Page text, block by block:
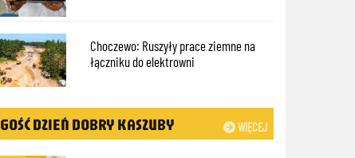
Choczewo: Ruszyły prace ziemne na
łączniku do elektrowni
WIĘCEJ
GOŚĆ DZIEŃ DOBRY KASZUBY